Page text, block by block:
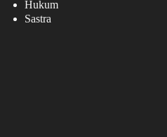
Hukum
Sastra